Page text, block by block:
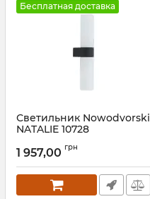
Бесплатная доставка
Светильник Nowodvorski
NATALIE 10728
1 957,00 грн